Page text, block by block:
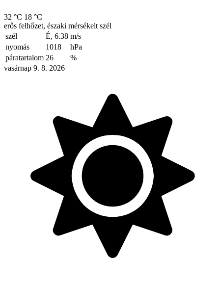
32 °C 18 °C
erős felhőzet, északi mérsékelt szél
szél
É, 6.38 m/s
nyomás
1018
hPa
páratartalom 26
%
vasárnap 9. 8. 2026